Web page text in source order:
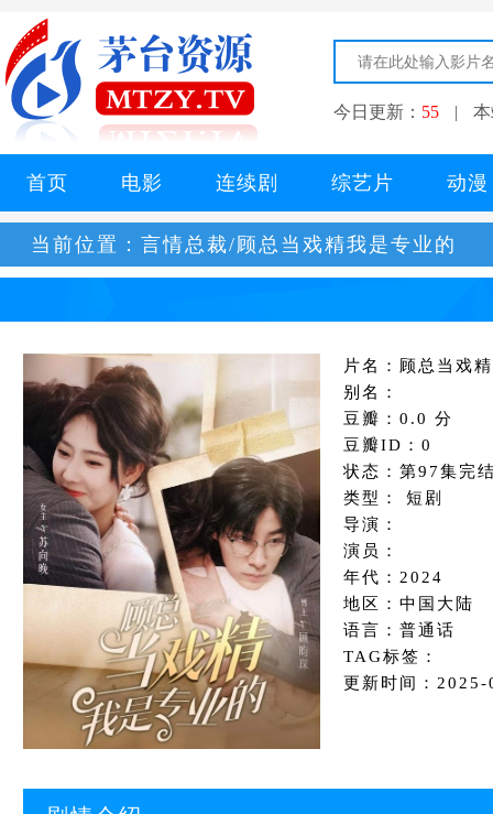
今日更新： 55 |
首页 电影 连续剧 综艺片 动漫
当前位置： 言情总裁/顾总当戏精我是专业的
片名：顾总当戏
别名：
豆瓣：0.0 分
豆瓣ID：0
状态：第97集完
类型： 短剧
导演：
演员：
年代：2024
地区：中国大陆
语言：普通话
TAG标签：
更新时间：